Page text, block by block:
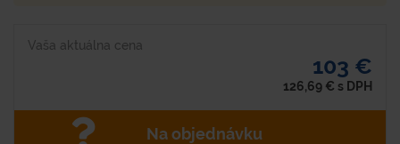
Vaša aktuálna cena
103 €
126,69 € s DPH
Na objednávku